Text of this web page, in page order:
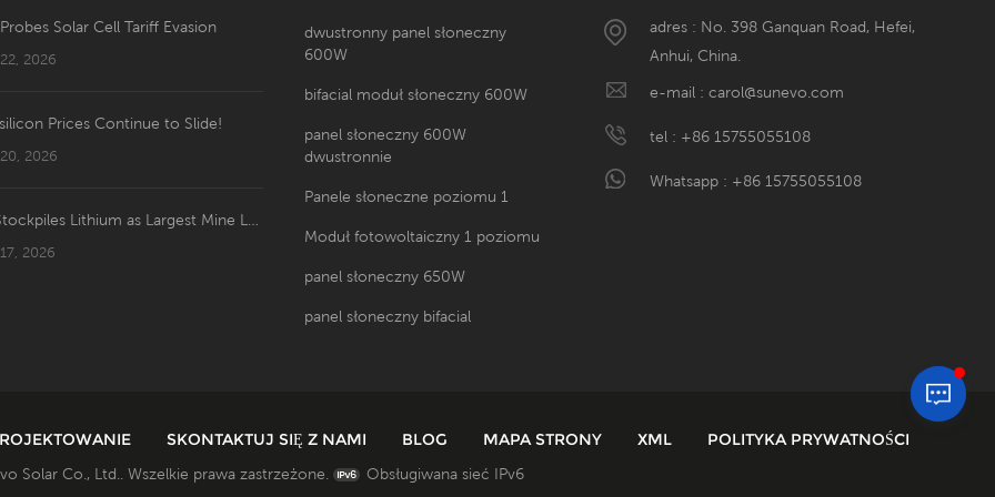
Probes Solar Cell Tariff Evasion
2026
Prices Continue to Slide!
2026
2026
dwustronny panel słoneczny
600W
bifacial moduł słoneczny 600W
panel słoneczny 600W
dwustronnie
Panele słoneczne poziomu 1
Moduł fotowoltaiczny 1 poziomu
panel słoneczny 650W
panel słoneczny bifacial
adres : No. 398 Ganquan Road, Hefei,
Anhui, China.
e-mail : carol@sunevo.com
tel : +86 15755055108
Whatsapp : +86 15755055108
SKONTAKTUJ SIĘ Z NAMI BLOG MAPA STRONY XML POLITYKA PRYWATNOŚCI
Solar Co., Ltd.. Wszelkie prawa zastrzeżone. Obsługiwana sieć IPv6